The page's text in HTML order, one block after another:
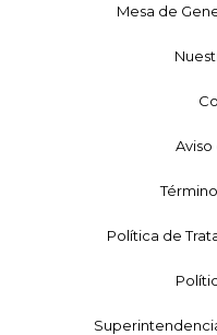
Mesa de
Política de